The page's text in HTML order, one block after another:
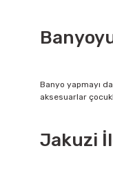
Banyo yapmayı
aksesuarlar
Jakuzi